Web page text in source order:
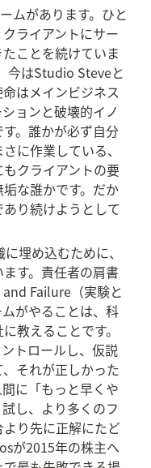
ムがあります。ひと
ライアントにサー
ことを続けていま
今はStudio Steveと
はメインビジネス
ョンと破壊的イノ
。誰かが必ず自分
に作業している、
クライアントの要
な誰かです。だか
り続けようとして
埋め込むために、
す。責任者の肩書
Failure（実験と
がやることは、科
教えることです。
トロールし、仮説
それが正しかった
に「もっと早くや
し、より多くのフ
り先に正解にたど
が2015年の株主へ